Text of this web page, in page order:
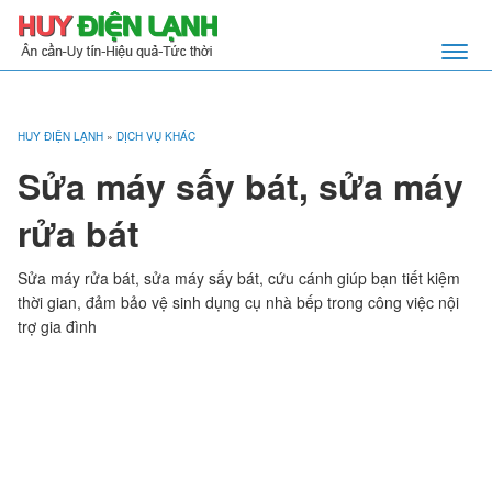
HUY ĐIỆN LẠNH » DỊCH VỤ KHÁC
Sửa máy sấy bát, sửa máy
rửa bát
Sửa máy rửa bát, sửa máy sấy bát, cứu cánh giúp bạn tiết kiệm
thời gian, đảm bảo vệ sinh dụng cụ nhà bếp trong công việc nội
trợ gia đình